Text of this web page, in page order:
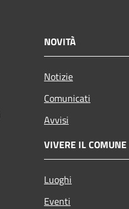
NOVITÀ
Notizie
Comunicati
Avvisi
VIVERE IL COMUNE
Luoghi
Eventi